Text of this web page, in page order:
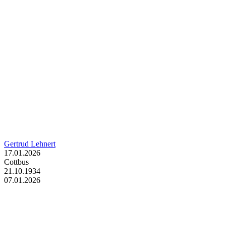
Gertrud Lehnert
17.01.2026
Cottbus
21.10.1934
07.01.2026